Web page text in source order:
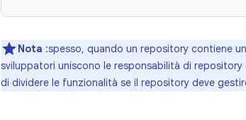
Nota :spesso, quando un repository contiene
sviluppatori uniscono le responsabilità di
di dividere le funzionalità se il repository deve